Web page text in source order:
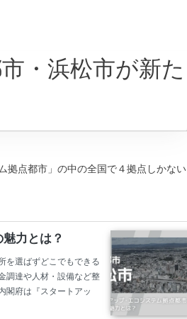
・浜松市が新た
拠点都市」の中の全国で４拠点しかない